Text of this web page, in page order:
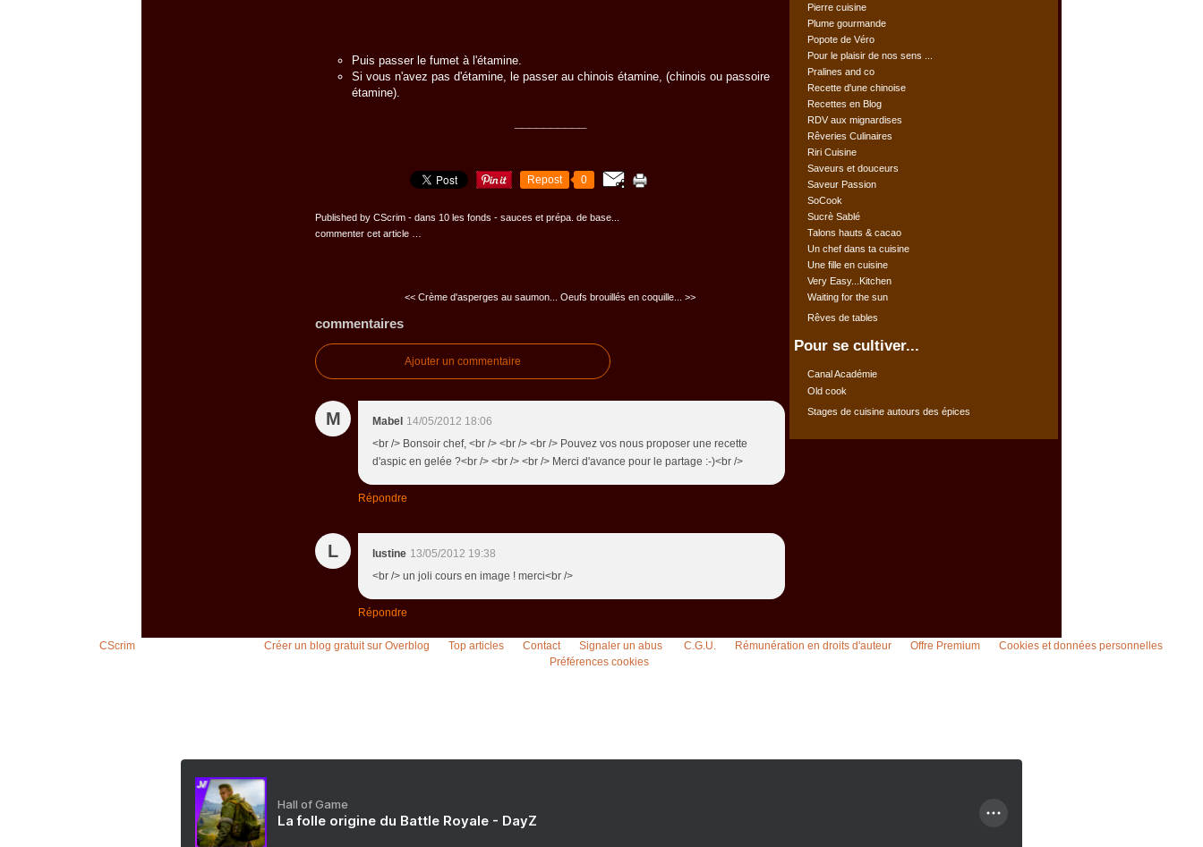
Puis passer le fumet à l'étamine.
Si vous n'avez pas d'étamine, le passer au chinois étamine, (chinois ou passoire
étamine).
Repost 0
Published by CScrim - dans 10 les fonds - sauces et prépa. de base...
commenter cet article
<< Crème d'asperges au saumon... Oeufs brouillés en coquille... >>
commentaires
Ajouter un commentaire
M Mabel 14/05/2012 18:06
<br /> Bonsoir chef, <br /> <br /> <br /> Pouvez vos nous proposer une recette
d'aspic en gelée ?<br /> <br /> <br /> Merci d'avance pour le partage :-)<br />
Répondre
L lustine 13/05/2012 19:38
<br /> un joli cours en image ! merci<br />
Répondre
Pierre cuisine
Plume gourmande
Popote de Véro
Pour le plaisir de nos sens ...
Pralines and co
Recette d'une chinoise
Recettes en Blog
RDV aux mignardises
Rêveries Culinaires
Riri Cuisine
Saveurs et douceurs
Saveur Passion
SoCook
Sucrè Sablé
Talons hauts & cacao
Un chef dans ta cuisine
Une fille en cuisine
Very Easy...Kitchen
Waiting for the sun
Rêves de tables
Pour se cultiver...
Canal Académie
Old cook
Stages de cuisine autours des épices
CScrim Créer un blog gratuit sur Overblog Top articles Contact Signaler un abus C.G.U. Rémunération en droits d'auteur Offre Premium
Cookies et données personnelles
Préférences cookies
Hall of Game
La folle origine du Battle Royale - DayZ